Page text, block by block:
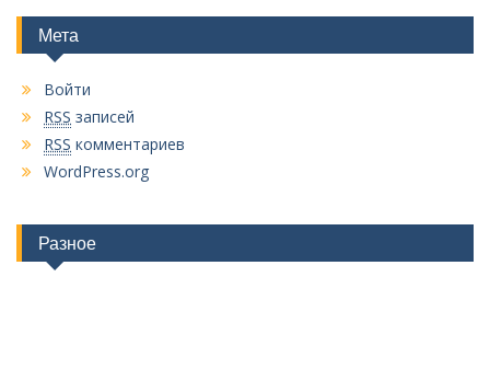
Мета
Войти
RSS записей
RSS комментариев
WordPress.org
Разное